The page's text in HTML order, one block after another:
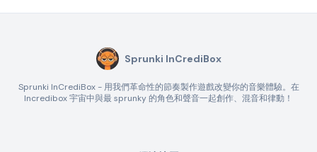
Sprunki InCrediBox
Sprunki InCrediBox - 用我們革命性的節奏製作遊戲改變你的音樂體驗。在
Incredibox 宇宙中與最 sprunky 的角色和聲音一起創作、混音和律動！